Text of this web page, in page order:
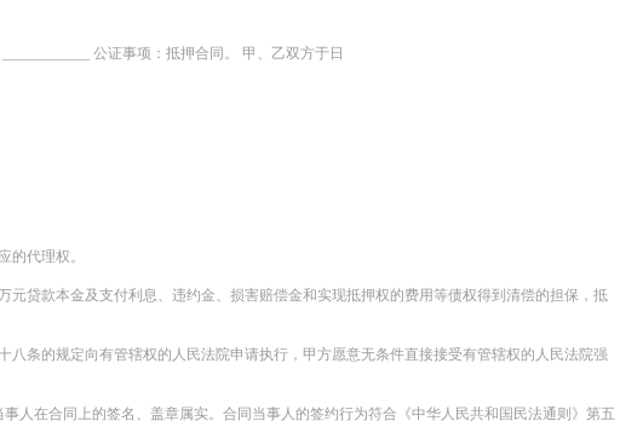
公证事项：抵押合同。 甲、乙双方于日
的代理权。
贷款本金及支付利息、违约金、损害赔偿金和实现抵押权的费用等债权得到清偿的担保，抵
条的规定向有管辖权的人民法院申请执行，甲方愿意无条件直接接受有管辖权的人民法院强
人在合同上的签名、盖章属实。合同当事人的签约行为符合《中华人民共和国民法通则》第五